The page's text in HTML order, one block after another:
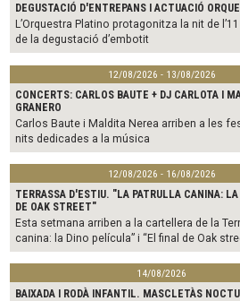
DEGUSTACIÓ D'ENTREPANS I ACTUACIÓ
L’Orquestra Platino protagonitza la nit de
de la degustació d’embotit
12/08/2026 - 13/08/2026
CONCERTS: CARLOS BAUTE + DJ CARLOTA I
GRANERO
Carlos Baute i Maldita Nerea arriben a les
nits dedicades a la música
12/08/2026 - 16/08/2026
TERRASSA D'ESTIU. "LA PATRULLA CANINA:
DE OAK STREET"
Esta setmana arriben a la cartellera de la
canina: la Dino película” i “El final de Oak
14/08/2026
BAIXADA I RODÀ INFANTIL. MASCLETÀS